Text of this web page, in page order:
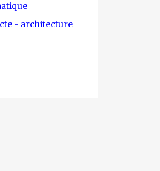
- architecture